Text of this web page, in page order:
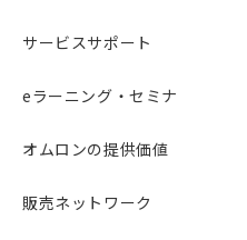
サービスサポート
eラーニング・セミナ
オムロンの提供価値
販売ネットワーク